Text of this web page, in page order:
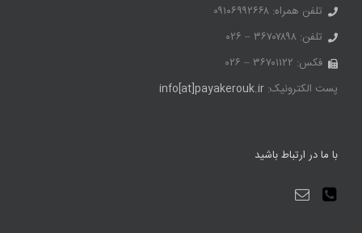
تلفن همراه: ۰۹۱۰۶۹۹۲۶۶۸
تلفن: ۳۶۷۰۷۸۹۸ – ۰۲۶
فکس: ۳۶۷۰۱۱۲۲ – ۰۲۶
پست الکترونیک: info[at]payakerouk.ir
با ما در ارتباط باشید